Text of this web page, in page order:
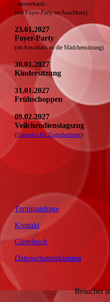
- ausverkauft -
(mit Foyer-Party im Anschluss)
23.01.2027
Foyer-Party
(im Anschluss an die Mädchensitzung)
30.01.2027
Kindersitzung
31.01.2027
Frühschoppen
09.02.2027
Veilchendienstagszug
(Hinweise für Zugteilnehmer)
Terminanfrage
Kontakt
Gästebuch
Datenschutzerklärung
Besucher